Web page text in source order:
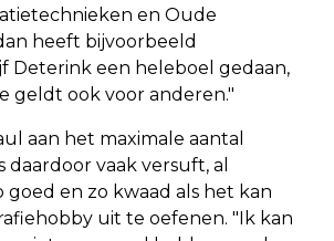
en Oude
heeft bijvoorbeeld
Deterink een heleboel gedaan,
geldt ook voor anderen."
aan het maximale aantal
daardoor vaak versuft, al
goed en zo kwaad als het kan
uit te oefenen. "Ik kan